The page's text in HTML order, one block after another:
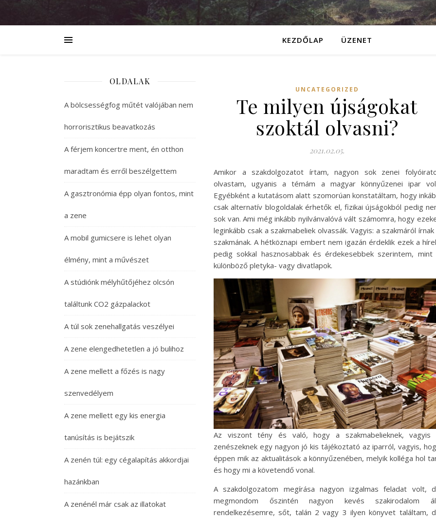
KEZDŐLAP ÜZENET
OLDALAK
A bölcsességfog műtét valójában nem
horrorisztikus beavatkozás
A férjem koncertre ment, én otthon
maradtam és erről beszélgettem
A gasztronómia épp olyan fontos, mint
a zene
A mobil gumicsere is lehet olyan
élmény, mint a művészet
A stúdiónk mélyhűtőjéhez olcsón
találtunk CO2 gázpalackot
A túl sok zenehallgatás veszélyei
A zene elengedhetetlen a jó bulihoz
A zene mellett a főzés is nagy
szenvedélyem
A zene mellett egy kis energia
tanúsítás is bejátszik
A zenén túl: egy cégalapítás akkordjai
hazánkban
A zenénél már csak az illatokat
UNCATEGORIZED
Te milyen újságokat
szoktál olvasni?
2021.02.05.
Amikor a szakdolgozatot írtam, nagyon sok zenei
olvastam, ugyanis a témám a magyar könnyűzenei ipar
Egyébként a kutatásom alatt szomorúan konstatáltam, hogy
csak alternatív blogoldalak érhetők el, fizikai újságokból pedig
sok van. Ami még inkább nyilvánvalóvá vált számomra, hogy
leginkább csak a szakmabeliek olvassák. Vagyis: a szakmáról írnak
szakmának. A hétköznapi embert nem igazán érdeklik ezek a
pedig sokkal hasznosabbak és érdekesebbek szerintem, mint
különböző pletyka- vagy divatlapok.
Az viszont tény és való, hogy a szakmabelieknek, vagyis
zenészeknek egy nagyon jó kis tájékoztató az iparról, vagyis,
éppen mik az aktualitások a könnyűzenében, melyik kolléga hol
és hogy mi a követendő vonal.
A szakdolgozatom megírása nagyon izgalmas feladat volt,
megmondom őszintén nagyon kevés szakirodalom
rendelkezésemre, sőt, talán 2 vagy 3 ilyen könyvet találtam,